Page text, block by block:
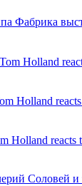
Фабрика
Tom Holland
Holland
Holland reacts
Соловей и